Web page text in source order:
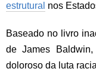
estrutural nos
Baseado no livro
de James
doloroso da luta